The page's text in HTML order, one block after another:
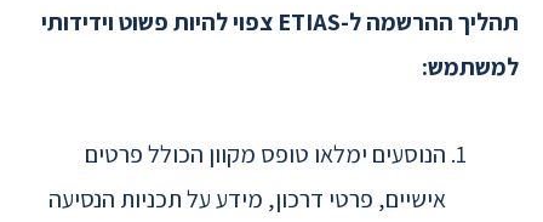
תהליך ההרשמה ל-ETIAS צפוי להיות פשוט וידידותי
למשתמש:
הנוסעים ימלאו טופס מקוון הכולל פרטים
אישיים, פרטי דרכון, מידע על תכניות הנסיעה